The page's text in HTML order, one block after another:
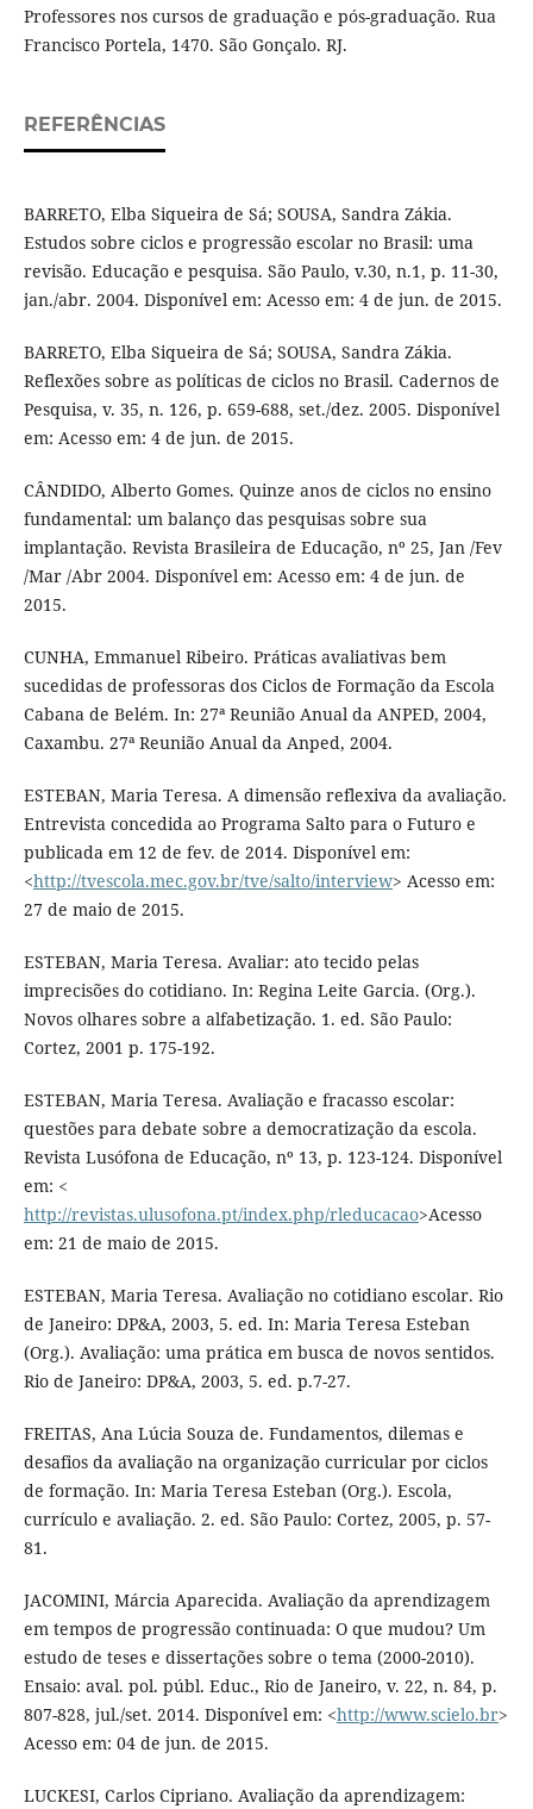
Professores nos cursos de graduação e pós-graduação. Rua
Francisco Portela, 1470. São Gonçalo. RJ.
REFERÊNCIAS
BARRETO, Elba Siqueira de Sá; SOUSA, Sandra Zákia.
Estudos sobre ciclos e progressão escolar no Brasil: uma
revisão. Educação e pesquisa. São Paulo, v.30, n.1, p. 11-30,
jan./abr. 2004. Disponível em: Acesso em: 4 de jun. de 2015.
BARRETO, Elba Siqueira de Sá; SOUSA, Sandra Zákia.
Reflexões sobre as políticas de ciclos no Brasil. Cadernos de
Pesquisa, v. 35, n. 126, p. 659-688, set./dez. 2005. Disponível
em: Acesso em: 4 de jun. de 2015.
CÂNDIDO, Alberto Gomes. Quinze anos de ciclos no ensino
fundamental: um balanço das pesquisas sobre sua
implantação. Revista Brasileira de Educação, nº 25, Jan /Fev
/Mar /Abr 2004. Disponível em: Acesso em: 4 de jun. de
2015.
CUNHA, Emmanuel Ribeiro. Práticas avaliativas bem
sucedidas de professoras dos Ciclos de Formação da Escola
Cabana de Belém. In: 27ª Reunião Anual da ANPED, 2004,
Caxambu. 27ª Reunião Anual da Anped, 2004.
ESTEBAN, Maria Teresa. A dimensão reflexiva da avaliação.
Entrevista concedida ao Programa Salto para o Futuro e
publicada em 12 de fev. de 2014. Disponível em:
<http://tvescola.mec.gov.br/tve/salto/interview> Acesso em:
27 de maio de 2015.
ESTEBAN, Maria Teresa. Avaliar: ato tecido pelas
imprecisões do cotidiano. In: Regina Leite Garcia. (Org.).
Novos olhares sobre a alfabetização. 1. ed. São Paulo:
Cortez, 2001 p. 175-192.
ESTEBAN, Maria Teresa. Avaliação e fracasso escolar:
questões para debate sobre a democratização da escola.
Revista Lusófona de Educação, nº 13, p. 123-124. Disponível
em: <
http://revistas.ulusofona.pt/index.php/rleducacao>Acesso
em: 21 de maio de 2015.
ESTEBAN, Maria Teresa. Avaliação no cotidiano escolar. Rio
de Janeiro: DP&A, 2003, 5. ed. In: Maria Teresa Esteban
(Org.). Avaliação: uma prática em busca de novos sentidos.
Rio de Janeiro: DP&A, 2003, 5. ed. p.7-27.
FREITAS, Ana Lúcia Souza de. Fundamentos, dilemas e
desafios da avaliação na organização curricular por ciclos
de formação. In: Maria Teresa Esteban (Org.). Escola,
currículo e avaliação. 2. ed. São Paulo: Cortez, 2005, p. 57-
81.
JACOMINI, Márcia Aparecida. Avaliação da aprendizagem
em tempos de progressão continuada: O que mudou? Um
estudo de teses e dissertações sobre o tema (2000-2010).
Ensaio: aval. pol. públ. Educ., Rio de Janeiro, v. 22, n. 84, p.
807-828, jul./set. 2014. Disponível em: <http://www.scielo.br>
Acesso em: 04 de jun. de 2015.
LUCKESI, Carlos Cipriano. Avaliação da aprendizagem: